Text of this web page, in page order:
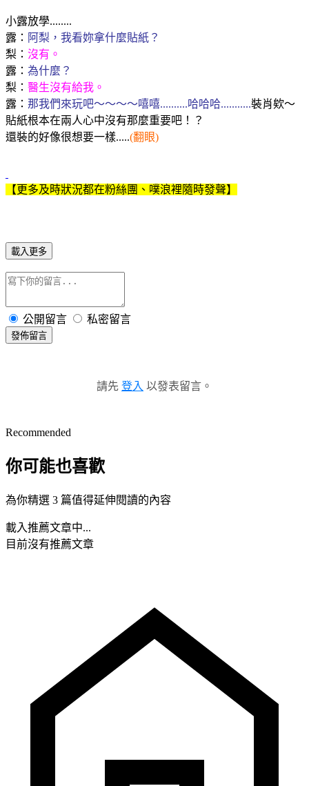
小露放學........
露： 阿梨，我看妳拿什麼貼紙？
梨： 沒有。
露： 為什麼？
梨： 醫生沒有給我。
露： 那我們來玩吧～～～～嘻嘻..........哈哈哈...........裝肖欸～
貼紙根本在兩人心中沒有那麼重要吧！？
還裝的好像很想要一樣.....(翻眼)
【更多及時狀況都在粉絲團、噗浪裡隨時發聲】
載入更多
公開留言 私密留言
發佈留言
請先 登入 以發表留言。
Recommended
你可能也喜歡
為你精選 3 篇值得延伸閱讀的內容
載入推薦文章中...
目前沒有推薦文章